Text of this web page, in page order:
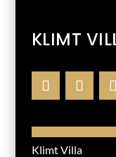
KLIMT
Klimt Villa